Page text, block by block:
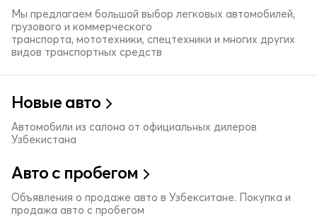
Мы предлагаем большой выбор легковых автомобилей,
грузового и коммерческого
транспорта, мототехники, спецтехники и многих других
видов транспортных средств
Новые авто
Автомобили из салона от официальных дилеров
Узбекистана
Авто с пробегом
Объявления о продаже авто в Узбекситане. Покупка и
продажа авто с пробегом